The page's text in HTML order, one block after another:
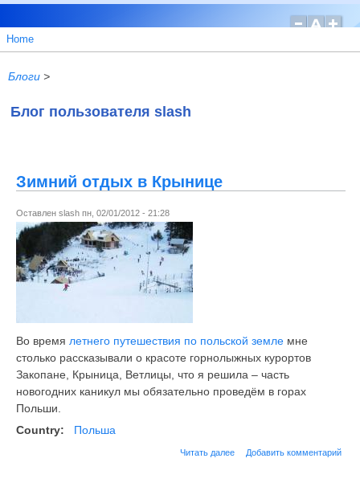
Home
Блоги >
Блог пользователя slash
Зимний отдых в Крынице
Оставлен slash пн, 02/01/2012 - 21:28
Во время летнего путешествия по польской земле мне
столько рассказывали о красоте горнолыжных курортов
Закопане, Крыница, Ветлицы, что я решила – часть
новогодних каникул мы обязательно проведём в горах
Польши.
Country:
Польша
Читать далее Добавить комментарий